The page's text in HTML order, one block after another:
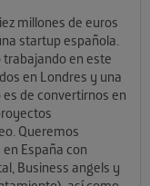
millones de euros
startup española.
en este
en Londres y una
de convertirnos en
Queremos
España con
Business angels y